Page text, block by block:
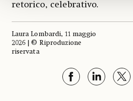
retorico, celebrativo.
Laura Lombardi, 11 maggio
2026 | © Riproduzione
riservata